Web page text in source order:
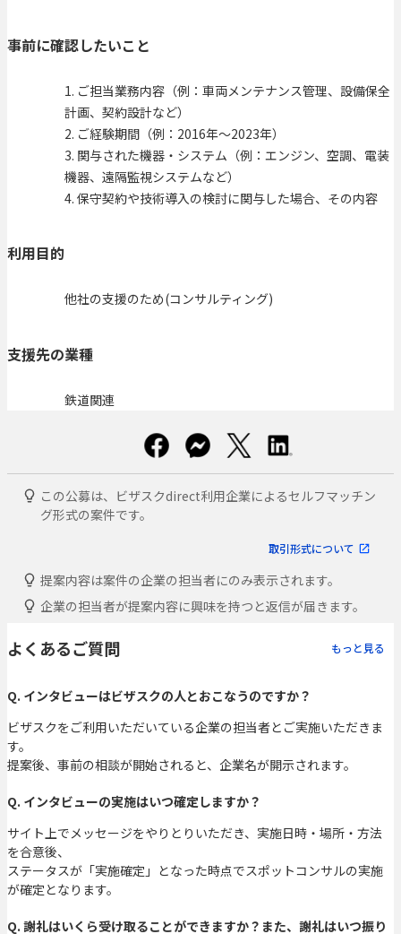
事前に確認したいこと
1. ご担当業務内容（例：車両メンテナンス管理、設備保全
計画、契約設計など）
2. ご経験期間（例：2016年〜2023年）
3. 関与された機器・システム（例：エンジン、空調、電装
機器、遠隔監視システムなど）
4. 保守契約や技術導入の検討に関与した場合、その内容
利用目的
他社の支援のため(コンサルティング)
支援先の業種
鉄道関連
この公募は、ビザスクdirect利用企業によるセルフマッチン
グ形式の案件です。
取引形式について
提案内容は案件の企業の担当者にのみ表示されます。
企業の担当者が提案内容に興味を持つと返信が届きます。
よくあるご質問 もっと見る
Q. インタビューはビザスクの人とおこなうのですか？
ビザスクをご利用いただいている企業の担当者とご実施いただきま
す。
提案後、事前の相談が開始されると、企業名が開示されます。
Q. インタビューの実施はいつ確定しますか？
サイト上でメッセージをやりとりいただき、実施日時・場所・方法
を合意後、
ステータスが「実施確定」となった時点でスポットコンサルの実施
が確定となります。
Q. 謝礼はいくら受け取ることができますか？また、謝礼はいつ振り